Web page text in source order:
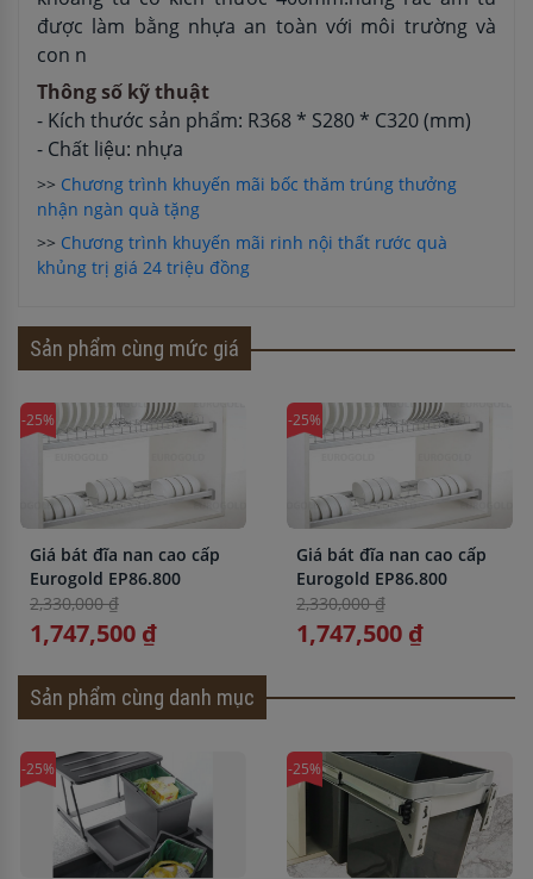
được làm bằng nhựa an toàn với môi trường và
con n
Thông số kỹ thuật
- Kích thước sản phẩm: R368 * S280 * C320 (mm)
- Chất liệu: nhựa
>> Chương trình khuyến mãi bốc thăm trúng thưởng
nhận ngàn quà tặng
>> Chương trình khuyến mãi rinh nội thất rước quà
khủng trị giá 24 triệu đồng
Sản phẩm cùng mức giá
-25%
Giá bát đĩa nan cao cấp
Eurogold EP86.800
2,330,000 ₫
1,747,500 ₫
-25%
Giá bát đĩa nan cao cấp
Eurogold EP86.800
2,330,000 ₫
1,747,500 ₫
Sản phẩm cùng danh mục
-25% -25%